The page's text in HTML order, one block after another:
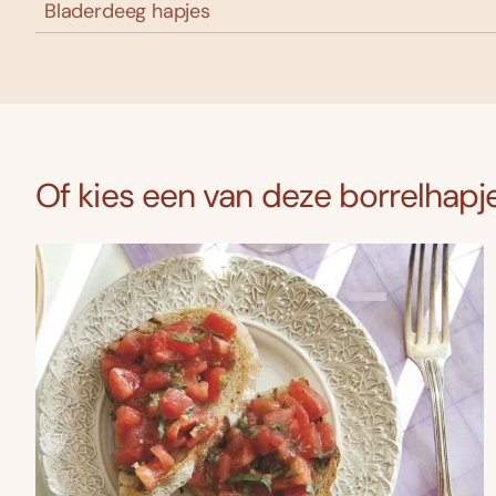
Bladerdeeg hapjes
Of kies een van deze